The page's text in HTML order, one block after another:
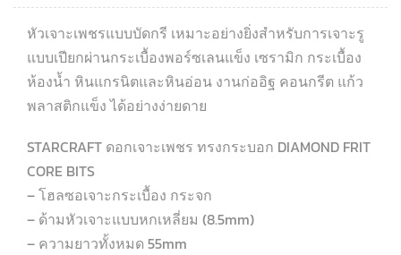
หัวเจาะเพชรแบบบัดกรี เหมาะอย่างยิ่งสำหรับการเจาะรู
แบบเปียกผ่านกระเบื้องพอร์ซเลนแข็ง เซรามิก กระเบื้อง
ห้องน้ำ หินแกรนิตและหินอ่อน งานก่ออิฐ คอนกรีต แก้ว
พลาสติกแข็ง ได้อย่างง่ายดาย
STARCRAFT ดอกเจาะเพชร ทรงกระบอก DIAMOND FRIT
CORE BITS
– โฮลซอเจาะกระเบื้อง กระจก
– ด้ามหัวเจาะแบบหกเหลี่ยม (8.5mm)
– ความยาวทั้งหมด 55mm